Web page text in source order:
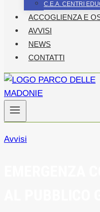
C.E.A. CENTRI
ACCOGLIENZA E
AVVISI
NEWS
CONTATTI
Avvisi